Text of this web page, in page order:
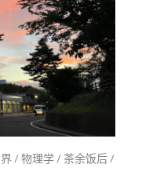
/物理学/茶余饭后/